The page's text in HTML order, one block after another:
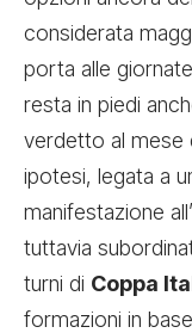
considerata
porta alle
resta in piedi
verdetto al mese
ipotesi, legata a
manifestazione
tuttavia
turni di Coppa
formazioni in